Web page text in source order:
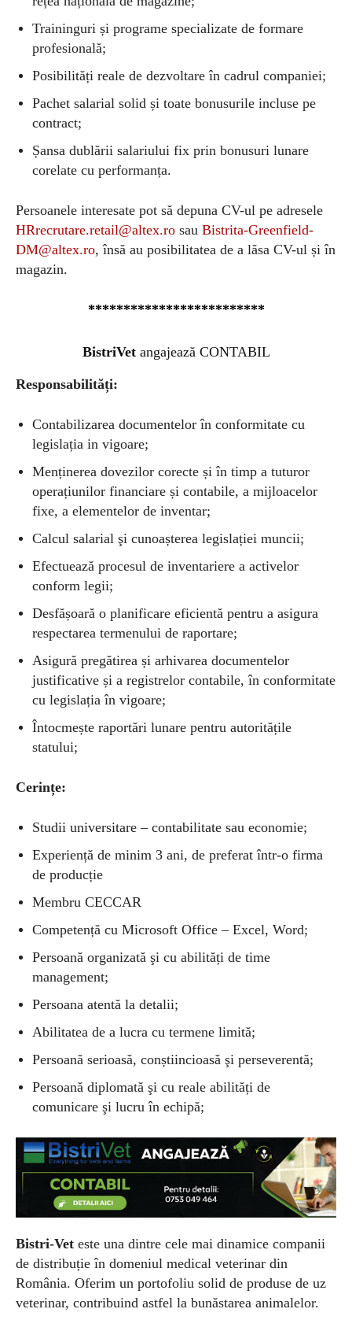
Traininguri și programe specializate de formare
profesională;
Posibilități reale de dezvoltare în cadrul companiei;
Pachet salarial solid și toate bonusurile incluse pe
contract;
Șansa dublării salariului fix prin bonusuri lunare
corelate cu performanța.
Persoanele interesate pot să depuna CV-ul pe adresele
HRrecrutare.retail@altex.ro sau Bistrita-Greenfield-
DM@altex.ro,însă au posibilitatea de a lăsa CV-ul șiîn
magazin.
*************************
BistriVetangajează CONTABIL
Responsabilități:
Contabilizarea documentelor în conformitate cu
legislația in vigoare;
Menținerea dovezilor corecte și în timp a tuturor
operațiunilor financiare și contabile, a mijloacelor
fixe, a elementelor de inventar;
Calcul salarial şi cunoașterea legislației muncii;
Efectuează procesul de inventariere a activelor
conform legii;
Desfășoară o planificare eficientă pentru a asigura
respectarea termenului de raportare;
Asigură pregătirea și arhivarea documentelor
justificative și a registrelor contabile, în conformitate
cu legislația în vigoare;
Întocmește raportări lunare pentru autoritățile
statului;
Cerințe:
Studii universitare – contabilitate sau economie;
Experiență de minim 3 ani, de preferat într-o firma
de producție
Membru CECCAR
Competență cu Microsoft Office – Excel, Word;
Persoană organizată şi cu abilități de time
management;
Persoana atentă la detalii;
Abilitatea de a lucra cu termene limită;
Persoană serioasă, conștiincioasă şi perseverentă;
Persoană diplomată şi cu reale abilități de
comunicare şi lucru în echipă;
Bistri-Vet este una dintre cele mai dinamice companii
de distribuție în domeniul medical veterinar din
România. Oferim un portofoliu solid de produse de uz
veterinar, contribuind astfel la bunăstarea animalelor.